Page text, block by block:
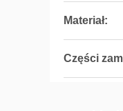
Materiał:
Części